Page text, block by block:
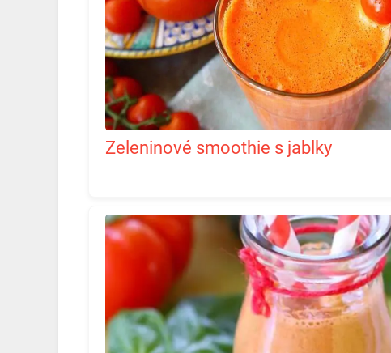
Zeleninové smoothie s jablky